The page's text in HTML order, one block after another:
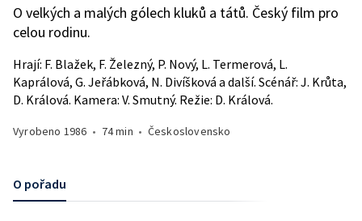
O velkých a malých gólech kluků a tátů. Český film pro
celou rodinu.
Hrají: F. Blažek, F. Železný, P. Nový, L. Termerová, L.
Kaprálová, G. Jeřábková, N. Divíšková a další. Scénář: J. Krůta,
D. Králová. Kamera: V. Smutný. Režie: D. Králová.
Vyrobeno 1986 • 74 min • Československo
O pořadu